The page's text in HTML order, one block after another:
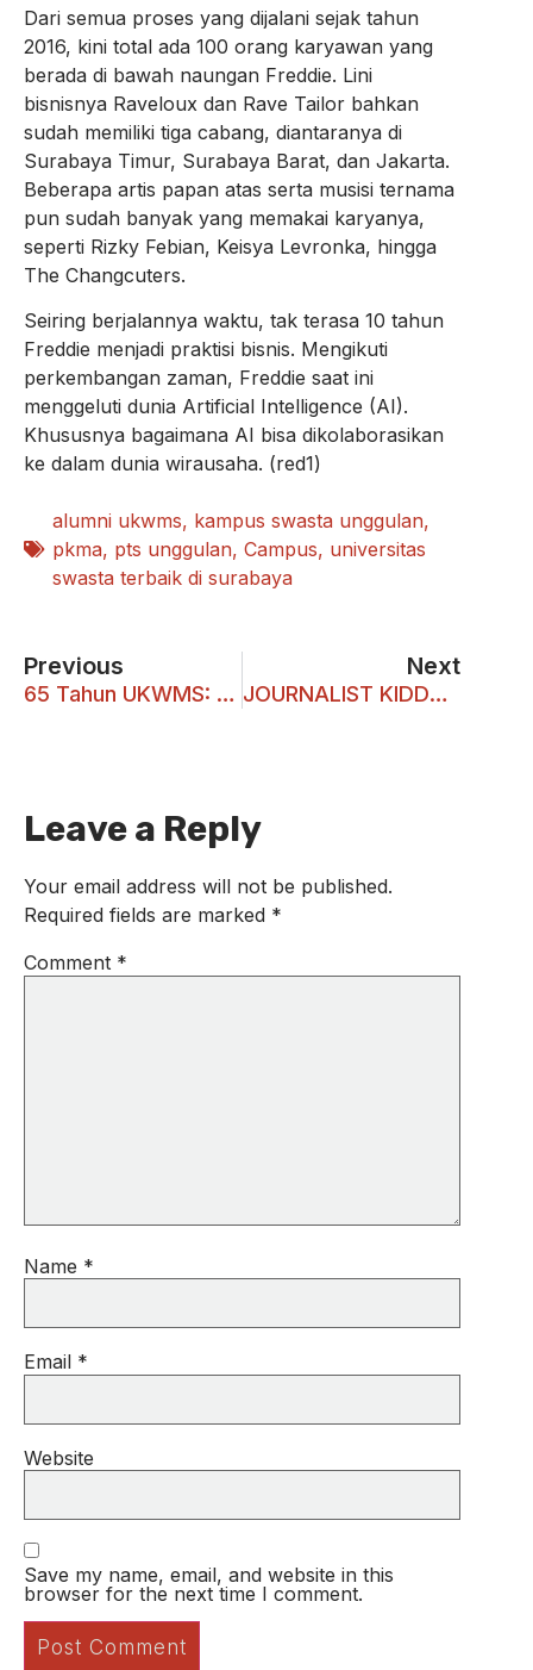
Dari semua proses yang dijalani sejak tahun
2016, kini total ada 100 orang karyawan yang
berada di bawah naungan Freddie. Lini
bisnisnya Raveloux dan Rave Tailor bahkan
sudah memiliki tiga cabang, diantaranya di
Surabaya Timur, Surabaya Barat, dan Jakarta.
Beberapa artis papan atas serta musisi ternama
pun sudah banyak yang memakai karyanya,
seperti Rizky Febian, Keisya Levronka, hingga
The Changcuters.
Seiring berjalannya waktu, tak terasa 10 tahun
Freddie menjadi praktisi bisnis. Mengikuti
perkembangan zaman, Freddie saat ini
menggeluti dunia Artificial Intelligence (AI).
Khususnya bagaimana AI bisa dikolaborasikan
ke dalam dunia wirausaha. (red1)
alumni ukwms, kampus swasta unggulan,
pkma, pts unggulan, Campus, universitas
swasta terbaik di surabaya
Previous
65 Tahun UKWMS: Jati Diri dan Semangat Muda
Next
JOURNALIST KIDDO 2025: Tumbuhkan Semangat Jurnalis Muda di Usia Dini
Leave a Reply
Your email address will not be published.
Required fields are marked *
Comment *
Name *
Email *
Website
Save my name, email, and website in this
browser for the next time I comment.